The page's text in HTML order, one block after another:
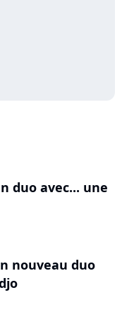
duo avec... une
nouveau duo